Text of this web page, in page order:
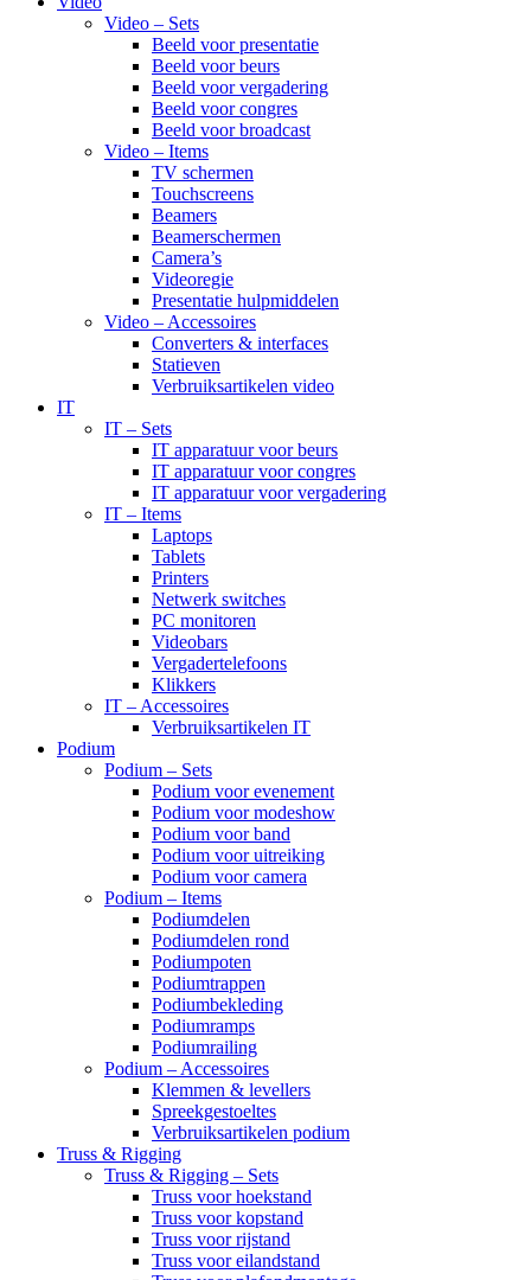
Video – Sets
Beeld voor presentatie
Beeld voor beurs
Beeld voor vergadering
Beeld voor congres
Beeld voor broadcast
Video – Items
TV schermen
Touchscreens
Beamers
Beamerschermen
Camera’s
Videoregie
Presentatie hulpmiddelen
Video – Accessoires
Converters & interfaces
Statieven
Verbruiksartikelen video
IT
IT – Sets
IT apparatuur voor beurs
IT apparatuur voor congres
IT apparatuur voor vergadering
IT – Items
Laptops
Tablets
Printers
Netwerk switches
PC monitoren
Videobars
Vergadertelefoons
Klikkers
IT – Accessoires
Verbruiksartikelen IT
Podium
Podium – Sets
Podium voor evenement
Podium voor modeshow
Podium voor band
Podium voor uitreiking
Podium voor camera
Podium – Items
Podiumdelen
Podiumdelen rond
Podiumpoten
Podiumtrappen
Podiumbekleding
Podiumramps
Podiumrailing
Podium – Accessoires
Klemmen & levellers
Spreekgestoeltes
Verbruiksartikelen podium
Truss & Rigging
Truss & Rigging – Sets
Truss voor hoekstand
Truss voor kopstand
Truss voor rijstand
Truss voor eilandstand